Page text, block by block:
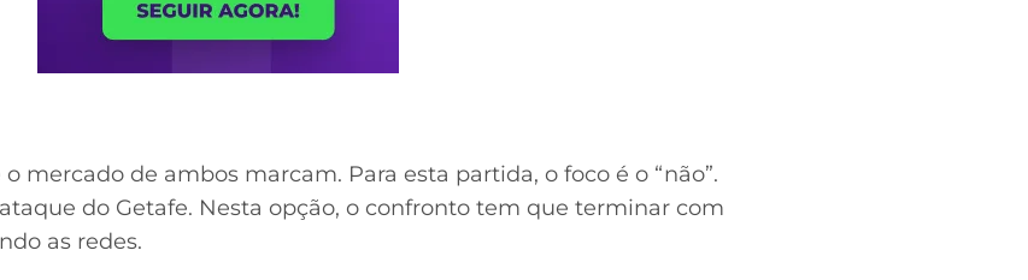
mercado de ambos marcam. Para esta partida, o foco é o “não”.
do Getafe. Nesta opção, o confronto tem que terminar com
as redes.